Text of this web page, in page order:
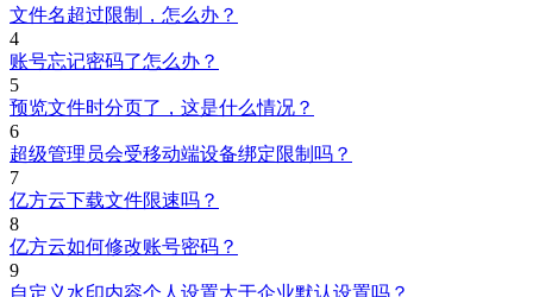
文件名超过限制，怎么办？
4
账号忘记密码了怎么办？
5
预览文件时分页了，这是什么情况？
6
超级管理员会受移动端设备绑定限制吗？
7
亿方云下载文件限速吗？
8
亿方云如何修改账号密码？
9